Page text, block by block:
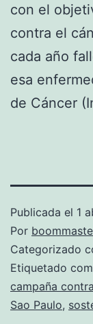
con el
contra el
cada año
esa
de Cáncer
Publicada el 1
Por
Categorizado
Etiquetado
campaña
Sao Paulo,